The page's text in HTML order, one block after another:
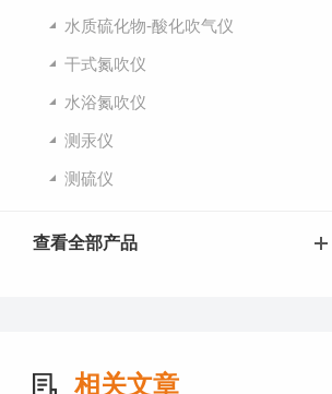
水质硫化物-酸化吹气仪
干式氮吹仪
水浴氮吹仪
测汞仪
测硫仪
查看全部产品
相关文章